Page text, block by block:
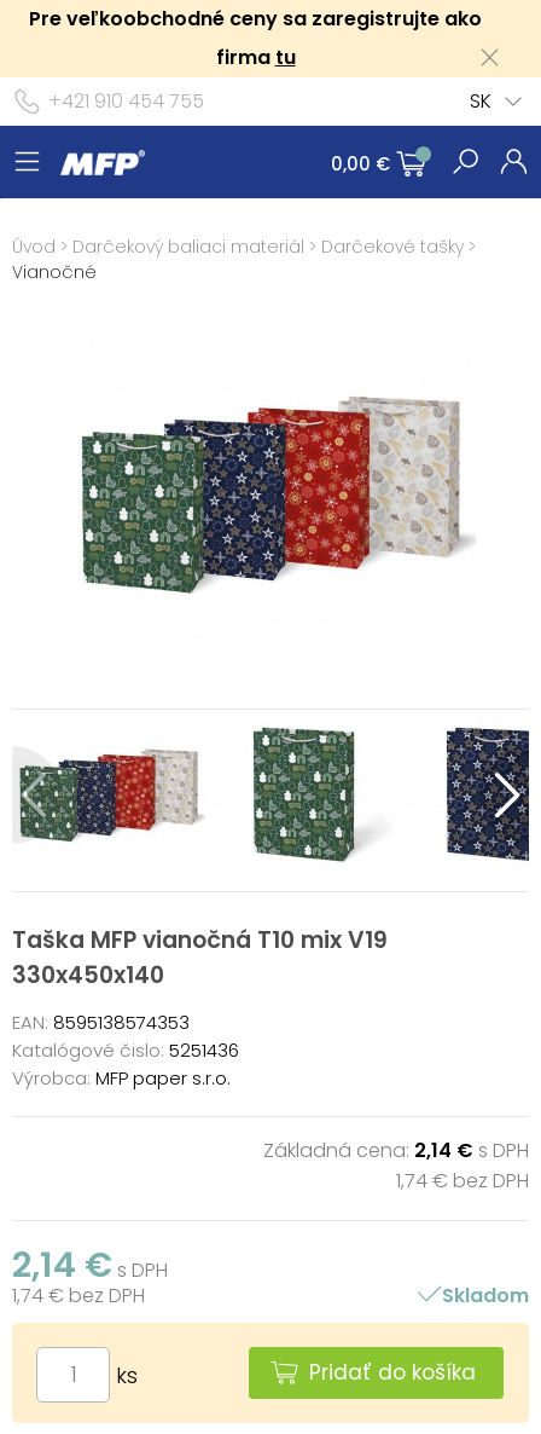
Pre veľkoobchodné ceny sa zaregistrujte ako
firma tu
+421 910 454 755
SK
0,00 €
Úvod > Darčekový baliaci materiál > Darčekové tašky >
Vianočné
Taška MFP vianočná T10 mix V19
330x450x140
EAN: 8595138574353
Katalógové čislo: 5251436
Výrobca: MFP paper s.r.o.
Základná cena: 2,14 € s DPH
1,74 € bez DPH
2,14 € s DPH
1,74 € bez DPH
Skladom
ks Pridať do košíka